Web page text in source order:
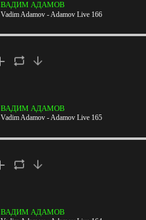
ВАДИМ АДАМОВ
Vadim Adamov - Adamov Live 166
ВАДИМ АДАМОВ
Vadim Adamov - Adamov Live 165
ВАДИМ АДАМОВ